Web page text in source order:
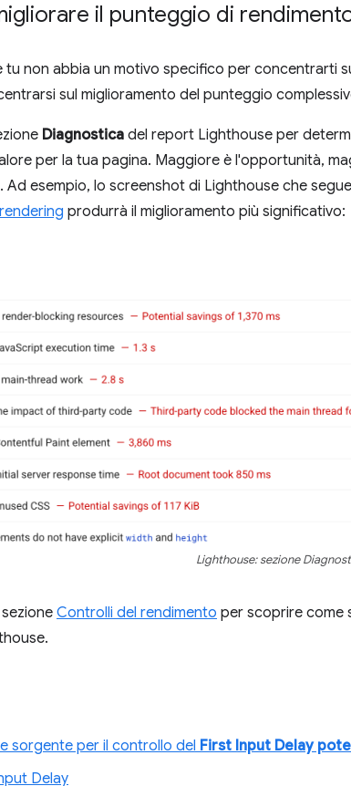
il punteggio di
tu non abbia un motivo specifico per concentrarti
sul miglioramento del punteggio
Diagnostica del report Lighthouse per
per la tua pagina. Maggiore è l'opportunità,
Ad esempio, lo screenshot di Lighthouse che
produrrà il miglioramento più significativo:
Lighthouse: sezione
Controlli del rendimento per scoprire come
sorgente per il controllo del First Input Delay
Delay